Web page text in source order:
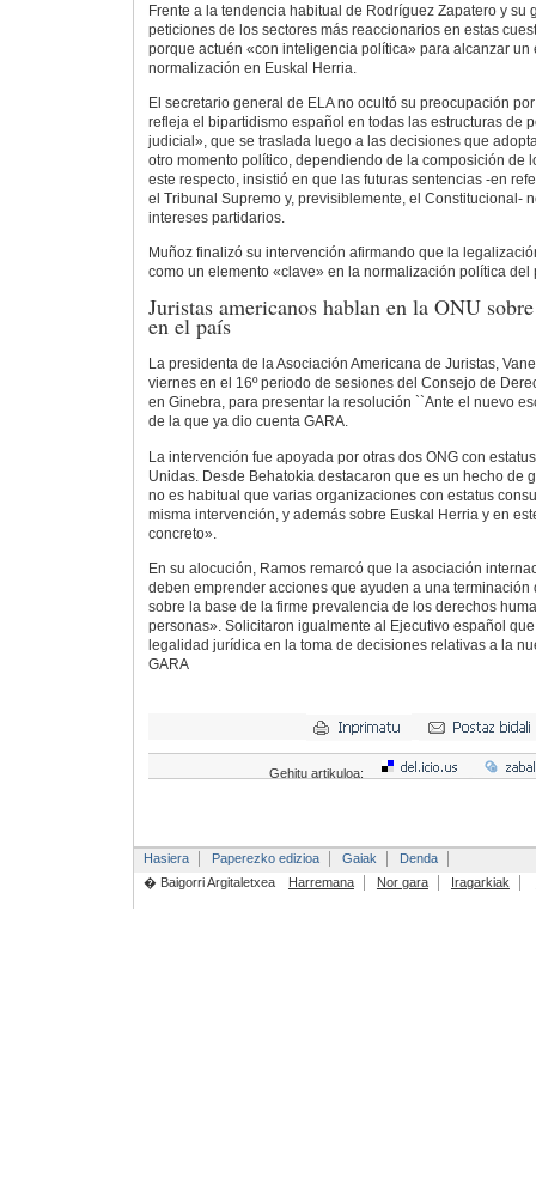
Frente a la tendencia habitual de Rodríguez Zapatero y su
peticiones de los sectores más reaccionarios en estas
porque actuén «con inteligencia política» para alcanzar un
normalización en Euskal Herria.
El secretario general de ELA no ocultó su preocupación
refleja el bipartidismo español en todas las estructuras de
judicial», que se traslada luego a las decisiones que
otro momento político, dependiendo de la composición de
este respecto, insistió en que las futuras sentencias -en
el Tribunal Supremo y, previsiblemente, el Constitucional-
intereses partidarios.
Muñoz finalizó su intervención afirmando que la
como un elemento «clave» en la normalización política del
Juristas americanos hablan en la ONU
en el país
La presidenta de la Asociación Americana de Juristas,
viernes en el 16º periodo de sesiones del Consejo de
en Ginebra, para presentar la resolución ``Ante el nuevo
de la que ya dio cuenta GARA.
La intervención fue apoyada por otras dos ONG con
Unidas. Desde Behatokia destacaron que es un hecho de
no es habitual que varias organizaciones con estatus
misma intervención, y además sobre Euskal Herria y en
concreto».
En su alocución, Ramos remarcó que la asociación
deben emprender acciones que ayuden a una terminación
sobre la base de la firme prevalencia de los derechos
personas». Solicitaron igualmente al Ejecutivo español
legalidad jurídica en la toma de decisiones relativas a la
GARA
Gehitu artikuloa:
Hasiera Paperezko edizioa Gaiak
Denda
� Baigorri Argitaletxea
Harremana Nor gara Iragarkiak